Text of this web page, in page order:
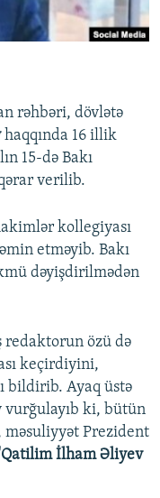
rəhbəri, dövlətə
haqqında 16 illik
15-də Bakı
verilib.
kollegiyası
etməyib. Bakı
dəyişdirilmədən
redaktorun özü də
keçirdiyini,
bildirib. Ayaq üstə
vurğulayıb ki, bütün
məsuliyyət Prezident
İlham Əliyev